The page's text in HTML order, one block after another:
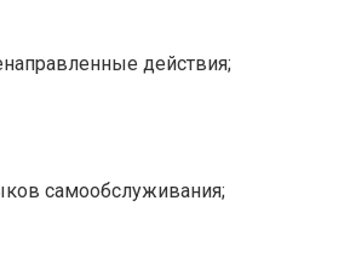
действия;
самообслуживания;